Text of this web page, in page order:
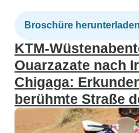
Broschüre herunterladen
KTM-
Ouarzazate nach
Chigaga:
berühmte Straße